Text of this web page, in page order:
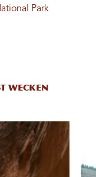
Park
WECKEN